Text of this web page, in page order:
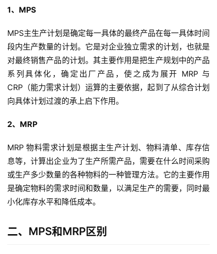
1、MPS
MPS主生产计划是确定每一具体的最终产品在每一具体时间
段内生产数量的计划。它是对企业独立需求的计划，也就是
对最终销售产品的计划。其主要作用是把生产规划中的产品
系列具体化，确定出厂产品，使之成为展开 MRP 与
CRP（能力需求计划）运算的主要依据，起到了从综合计划
向具体计划过渡的承上启下作用。
2、MRP
MRP 物料需求计划是根据主生产计划、物料清单、库存信
息等，计算出企业为了生产所需产品，需要在什么时间采购
或生产多少数量的各种物料的一种管理方法。它的主要作用
是确定物料的需求时间和数量，以满足生产的需要，同时最
小化库存水平和降低成本。
二、MPS和MRP区别